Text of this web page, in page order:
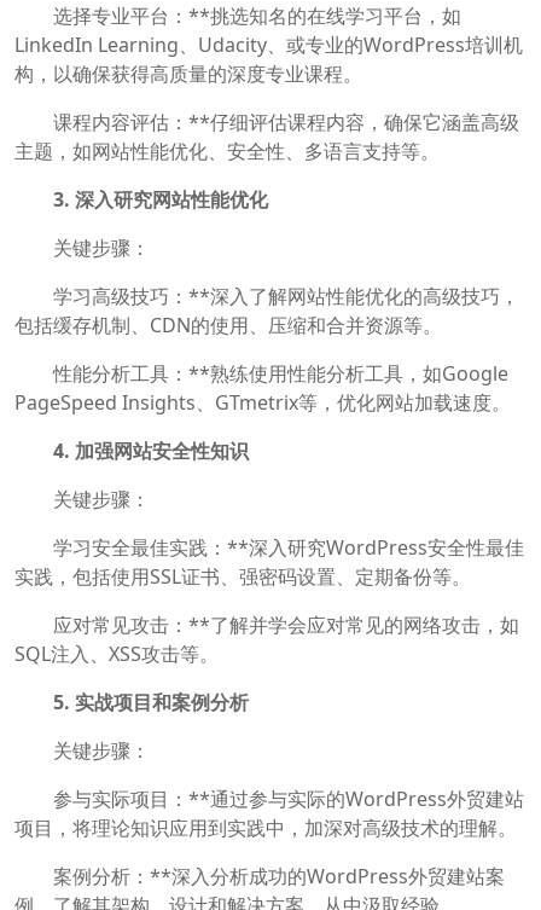
选择专业平台：**挑选知名的在线学习平台，如
LinkedIn Learning、Udacity、或专业的WordPress培训机
构，以确保获得高质量的深度专业课程。
课程内容评估：**仔细评估课程内容，确保它涵盖高级
主题，如网站性能优化、安全性、多语言支持等。
3. 深入研究网站性能优化
关键步骤：
学习高级技巧：**深入了解网站性能优化的高级技巧，
包括缓存机制、CDN的使用、压缩和合并资源等。
性能分析工具：**熟练使用性能分析工具，如Google
PageSpeed Insights、GTmetrix等，优化网站加载速度。
4. 加强网站安全性知识
关键步骤：
学习安全最佳实践：**深入研究WordPress安全性最佳
实践，包括使用SSL证书、强密码设置、定期备份等。
应对常见攻击：**了解并学会应对常见的网络攻击，如
SQL注入、XSS攻击等。
5. 实战项目和案例分析
关键步骤：
参与实际项目：**通过参与实际的WordPress外贸建站
项目，将理论知识应用到实践中，加深对高级技术的理解。
案例分析：**深入分析成功的WordPress外贸建站案